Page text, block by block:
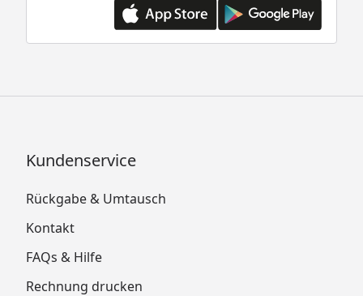
Kundenservice
Rückgabe & Umtausch
Kontakt
FAQs & Hilfe
Rechnung drucken